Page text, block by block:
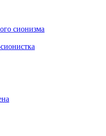
сионизма